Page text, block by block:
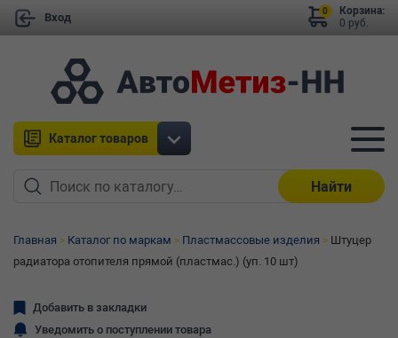
Вход
Корзина:
0 руб.
0
Каталог товаров
Найти
Главная Каталог по маркам Пластмассовые изделия
Штуцер
радиатора отопителя прямой (пластмас.) (уп. 10 шт)
Добавить в закладки
Уведомить о поступлении товара